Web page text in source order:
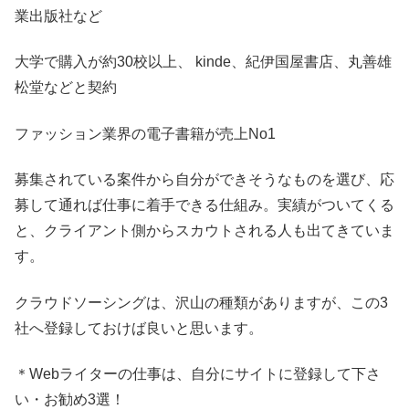
業出版社など
大学で購入が約30校以上、 kinde、紀伊国屋書店、丸善雄
松堂などと契約
ファッション業界の電子書籍が売上No1
募集されている案件から自分ができそうなものを選び、応
募して通れば仕事に着手できる仕組み。実績がついてくる
と、クライアント側からスカウトされる人も出てきていま
す。
クラウドソーシングは、沢山の種類がありますが、この3
社へ登録しておけば良いと思います。
＊Webライターの仕事は、自分にサイトに登録して下さ
い・お勧め3選！